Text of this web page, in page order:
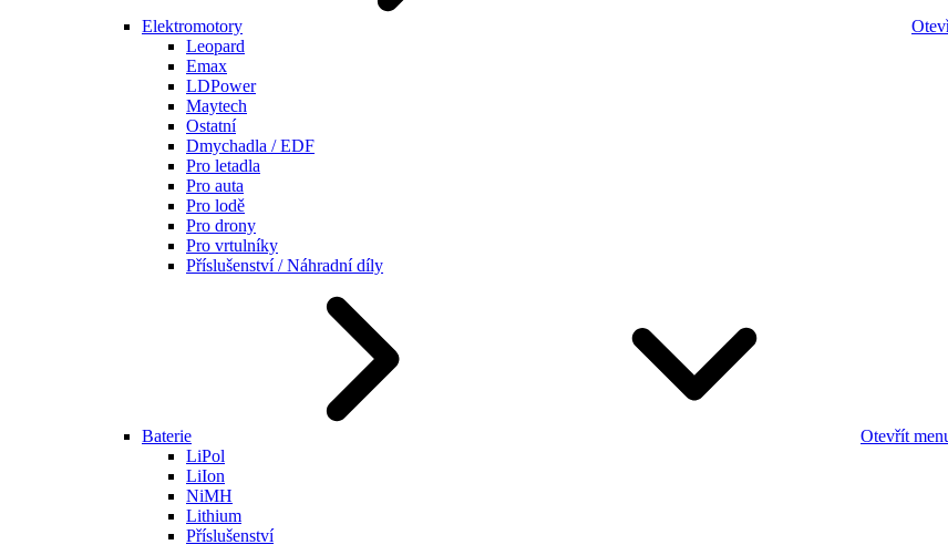
Elektromotory
Leopard
Emax
LDPower
Maytech
Ostatní
Dmychadla / EDF
Pro letadla
Pro auta
Pro lodě
Pro drony
Pro vrtulníky
Příslušenství / Náhradní díly
Baterie
Otevřít
LiPol
LiIon
NiMH
Lithium
Příslušenství